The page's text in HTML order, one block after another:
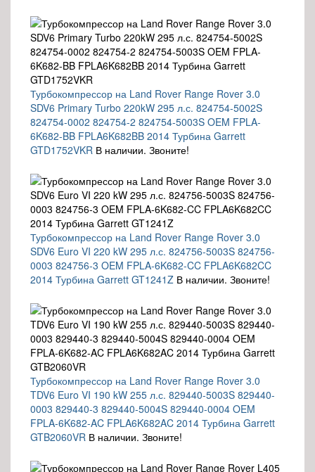
Турбокомпрессор на Land Rover Range Rover 3.0
SDV6 Primary Turbo 220kW 295 л.с. 824754-5002S
824754-0002 824754-2 824754-5003S OEM FPLA-
6K682-BB FPLA6K682BB 2014 Турбина Garrett
GTD1752VKR В наличии. Звоните!
Турбокомпрессор на Land Rover Range Rover 3.0
SDV6 Euro VI 220 kW 295 л.с. 824756-5003S 824756-
0003 824756-3 OEM FPLA-6K682-CC FPLA6K682CC
2014 Турбина Garrett GT1241Z В наличии. Звоните!
Турбокомпрессор на Land Rover Range Rover 3.0
TDV6 Euro VI 190 kW 255 л.с. 829440-5003S 829440-
0003 829440-3 829440-5004S 829440-0004 OEM
FPLA-6K682-AC FPLA6K682AC 2014 Турбина Garrett
GTB2060VR В наличии. Звоните!